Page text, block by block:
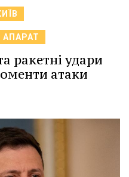
АПАРАТ
ракетні удари
атаки